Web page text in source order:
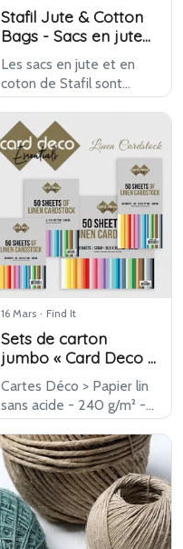
Stafil Jute & Cotton
Bags - Sacs en jute
et en coton
Les sacs en jute et en
coton de Stafil sont
désormais disponibles
chez Kippers. Cette
gamme propose une
base textile simple et
naturelle pour des
créations décoratives et
des ar…
16 Mars · Find It
Sets de carton
jumbo « Card Deco »
sets de carton en lin
« Find It Color »
Cartes Déco > Papier lin
sans acide - 240 g/m² -
48 pages - Formats : 14,8
x 21 cm, 13,5 x 27 cm, 21 x
29,7 cm et
30,5 x 30,5 cm
Couleurs assorties
FInd-it Color > Papier l…